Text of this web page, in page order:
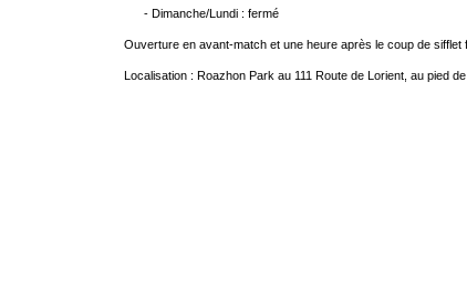
- Dimanche/Lundi : fermé
Ouverture en avant-match et une heure après le coup de sifflet
Localisation : Roazhon Park au 111 Route de Lorient, au pied